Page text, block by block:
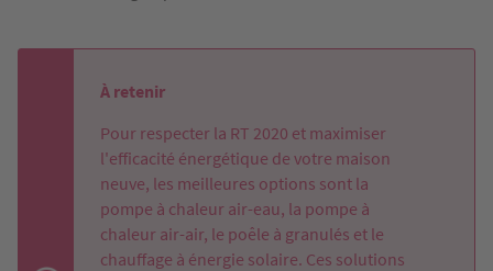
À retenir
Pour respecter la RT 2020 et maximiser
l'efficacité énergétique de votre maison
neuve, les meilleures options sont la
pompe à chaleur air-eau, la pompe à
chaleur air-air, le poêle à granulés et le
chauffage à énergie solaire. Ces solutions